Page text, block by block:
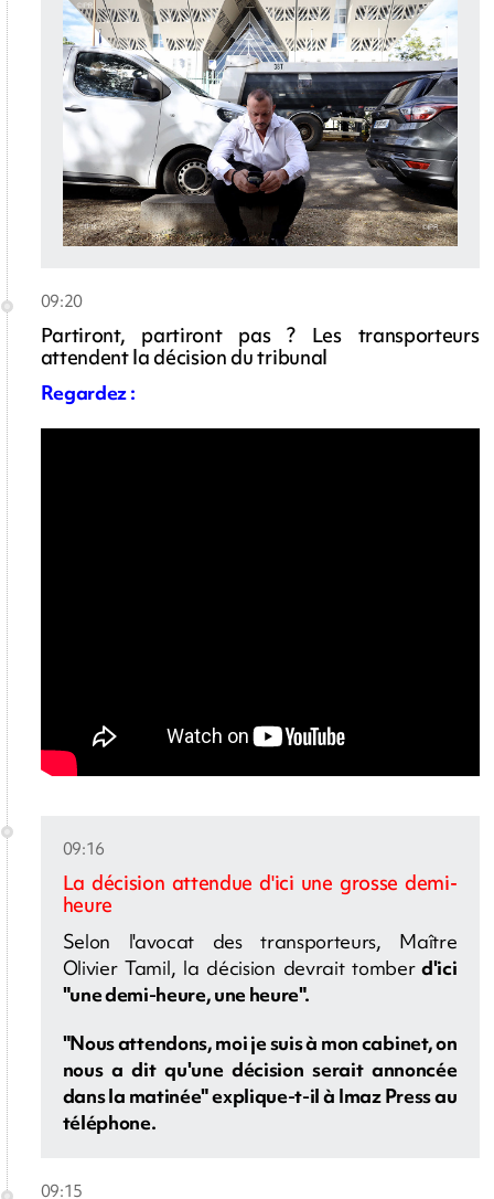
09:20
Partiront, partiront pas ? Les transporteurs
attendent la décision du tribunal
Regardez :
09:16
La décision attendue d'ici une grosse demi-
heure
Selon l'avocat des transporteurs, Maître
Olivier Tamil, la décision devrait tomberd'ici
"une demi-heure, une heure".
"Nous attendons, moi je suis à mon cabinet, on
nous a dit qu'une décision serait annoncée
dans la matinée" explique-t-il à Imaz Press au
téléphone.
09:15